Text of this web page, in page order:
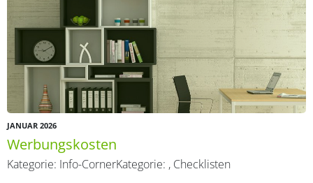
JANUAR 2026
Werbungskosten
Kategorie: Info-CornerKategorie: , Checklisten